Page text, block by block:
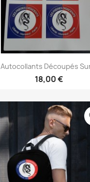
Aperçu rapide
Autocollants Découpés
18,00 €